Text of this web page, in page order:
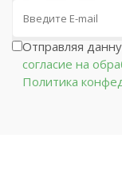
Отправляя
согласие на
Политика